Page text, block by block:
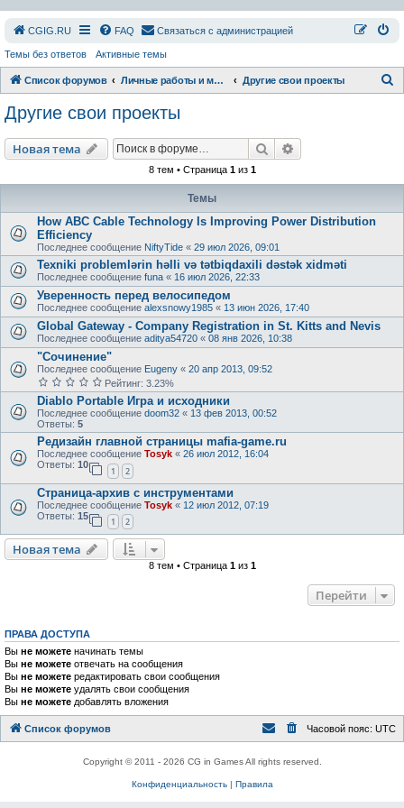
СGIG.RU FAQ Связаться с администрацией
Темы без ответов Активные темы
Список форумов Личные работы и модификации Другие свои проекты
Другие свои проекты
Новая тема Поиск
8 тем • Страница 1из 1
Темы
How ABC Cable Technology Is Improving Power Distribution
Efficiency
Последнее сообщение NiftyTide « 29 июл 2026, 09:01
Texniki problemlərin həlli və tətbiqdaxili dəstək xidməti
Последнее сообщение funa « 16 июл 2026, 22:33
Уверенность перед велосипедом
Последнее сообщение alexsnowy1985 « 13 июн 2026, 17:40
Global Gateway - Company Registration in St. Kitts and Nevis
Последнее сообщение aditya54720 « 08 янв 2026, 10:38
"Сочинение"
Последнее сообщение Eugeny « 20 апр 2013, 09:52
Рейтинг: 3.23%
Diablo Portable Игра и исходники
Последнее сообщение doom32 « 13 фев 2013, 00:52
Ответы: 5
Редизайн главной страницы mafia-game.ru
Последнее сообщение Tosyk « 26 июл 2012, 16:04
Ответы: 10
1 2
Страница-архив с инструментами
Последнее сообщение Tosyk « 12 июл 2012, 07:19
Ответы: 15
1 2
Новая тема
8 тем • Страница 1из 1
Перейти
ПРАВА ДОСТУПА
Вы не можете начинать темы
Вы не можете отвечать на сообщения
Вы не можете редактировать свои сообщения
Вы не можете удалять свои сообщения
Вы не можете добавлять вложения
Список форумов Часовой пояс: UTC
Copyright © 2011 - 2026 CG in Games All rights reserved.
Конфиденциальность| Правила